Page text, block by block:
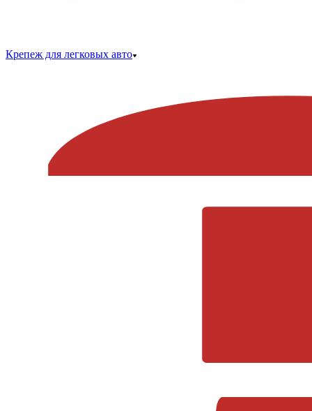
Крепеж для легковых авто